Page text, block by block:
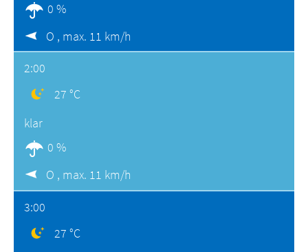
0 %
O , max. 11 km/h
2:00
27 °C
klar
0 %
O , max. 11 km/h
3:00
27 °C